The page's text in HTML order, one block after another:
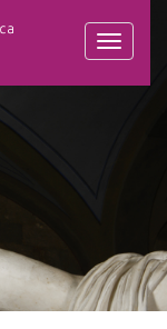
Toggle